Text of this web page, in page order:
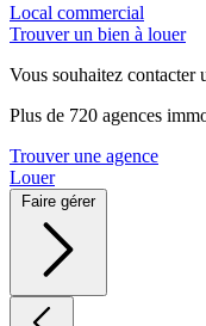
Local commercial
Trouver un bien à louer
Vous souhaitez contacter
Plus de 720 agences
Trouver une agence
Louer
Faire gérer